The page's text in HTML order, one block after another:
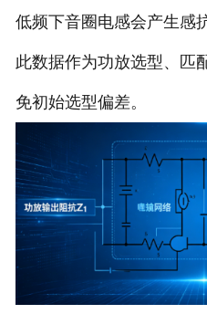
低频下音圈电感会产生感
此数据作为功放选型、匹
免初始选型偏差。